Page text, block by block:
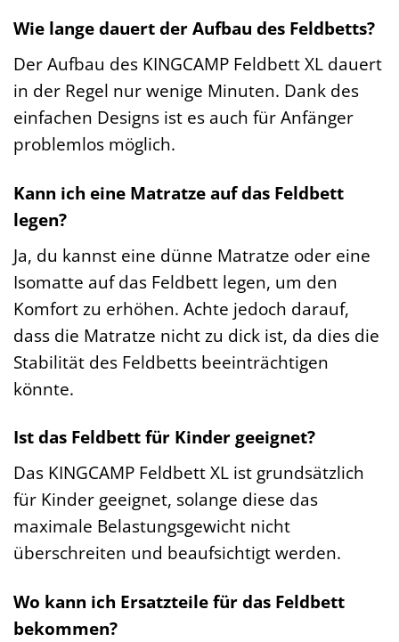
Wie lange dauert der Aufbau des Feldbetts?
Der Aufbau des KINGCAMP Feldbett XL dauert
in der Regel nur wenige Minuten. Dank des
einfachen Designs ist es auch für Anfänger
problemlos möglich.
Kann ich eine Matratze auf das Feldbett
legen?
Ja, du kannst eine dünne Matratze oder eine
Isomatte auf das Feldbett legen, um den
Komfort zu erhöhen. Achte jedoch darauf,
dass die Matratze nicht zu dick ist, da dies die
Stabilität des Feldbetts beeinträchtigen
könnte.
Ist das Feldbett für Kinder geeignet?
Das KINGCAMP Feldbett XL ist grundsätzlich
für Kinder geeignet, solange diese das
maximale Belastungsgewicht nicht
überschreiten und beaufsichtigt werden.
Wo kann ich Ersatzteile für das Feldbett
bekommen?